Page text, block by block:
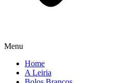
Menu
Home
A Leiria